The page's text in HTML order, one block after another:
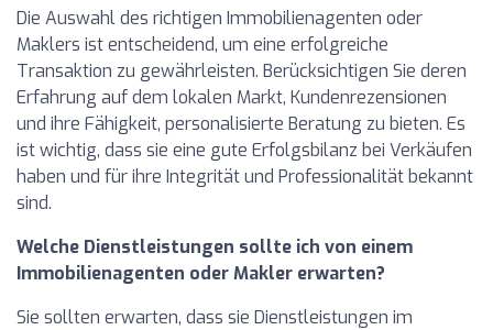
Die Auswahl des richtigen Immobilienagenten oder
Maklers ist entscheidend, um eine erfolgreiche
Transaktion zu gewährleisten. Berücksichtigen Sie deren
Erfahrung auf dem lokalen Markt, Kundenrezensionen
und ihre Fähigkeit, personalisierte Beratung zu bieten. Es
ist wichtig, dass sie eine gute Erfolgsbilanz bei Verkäufen
haben und für ihre Integrität und Professionalität bekannt
sind.
Welche Dienstleistungen sollte ich von einem
Immobilienagenten oder Makler erwarten?
Sie sollten erwarten, dass sie Dienstleistungen im